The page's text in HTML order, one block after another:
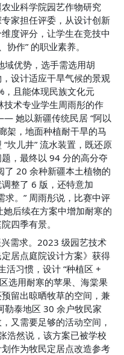
业科学院园艺作物研究
家担任评委，从设计创新
度评分，让学生在竞技中
作” 的职业素养。
域优势，选手需选用胡
设计适应干旱气候的景观
，且能体现民族文化元
技术专业学生周雨彤的作
她以新疆传统民居 “阿以
架，地面种植耐干旱的马
坎儿井” 流水装置，既还原
，最终以 94 分的高分夺
了 20 余种新疆本土植物的
整了 6 版，还特意加
求。” 周雨彤说，比赛中评
她后续在方案中增加耐寒的
四季有景。
需求。2023 级园艺技术
居点庭院设计方案》获得
习惯，设计 “种植区 +
选用耐寒的苹果、海棠果
留出晾晒牧草的空间，兼
勒泰地区 30 余户牧民家
又需要足够的活动空间，
浩然说，该方案已被学校
作为牧民定居点改造参考